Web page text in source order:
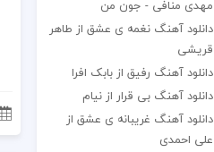
مهدی منافی - جون من
دانلود آهنگ نغمه ی عشق از طاهر
قریشی
دانلود آهنگ رفیق از بابک افرا
دانلود آهنگ بی قرار از نیام
دانلود آهنگ غریبانه ی عشق از
علی احمدی